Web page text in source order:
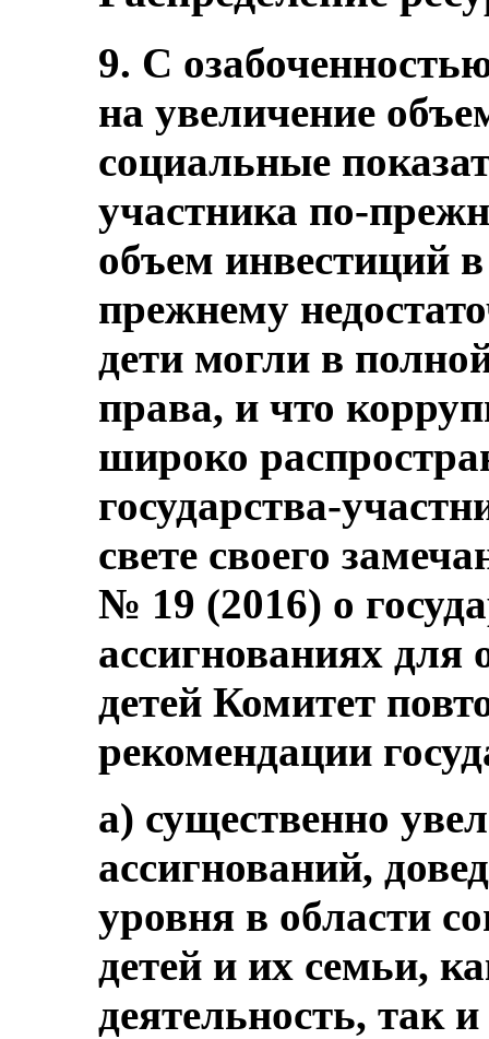
9. С
на увеличение
социальные
участника по-
объем инвестиций
прежнему
дети могли в
права, и что
широко
государства-
свете своего
№ 19 (2016) о
ассигнованиях для
детей Комитет
рекомендации
a) существенно
ассигнований,
уровня в области
детей и их семьи,
деятельность, так